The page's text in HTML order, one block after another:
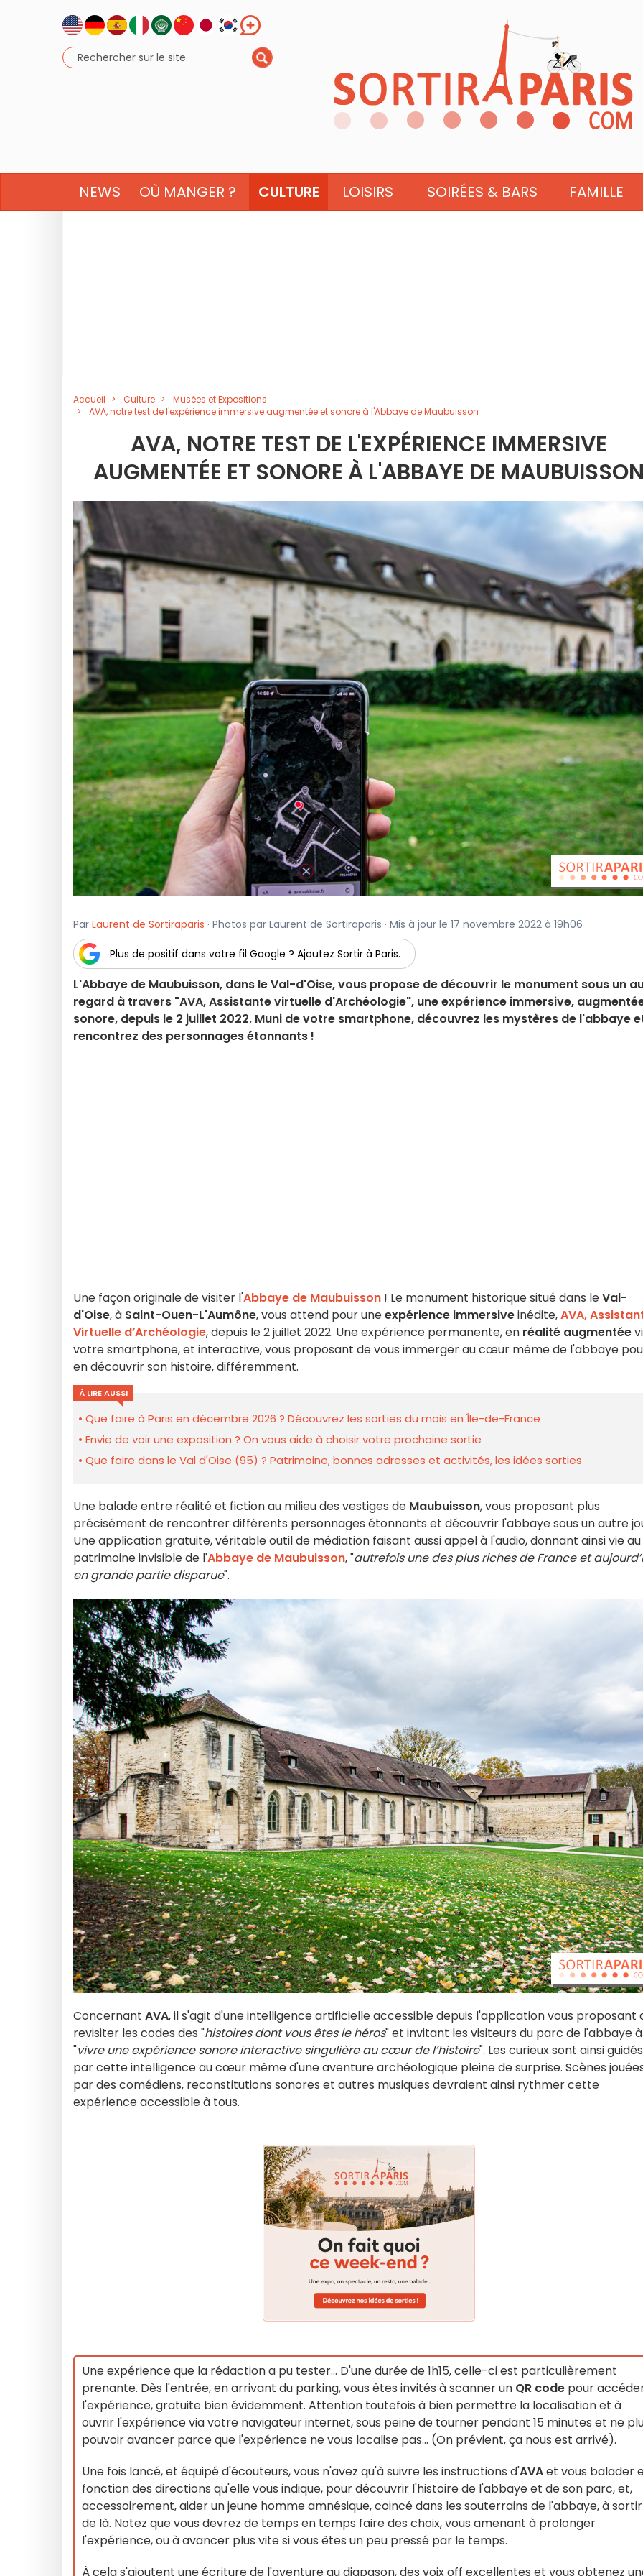
NEWS OÙ MANGER ? CULTURE LOISIRS SOIRÉES & BARS FAMILLE
Accueil Culture
Musées et Expositions
AVA, notre test de l'expérience immersive augmentée et sonore à l'Abbaye de Maubuisson
AVA, NOTRE TEST DE L'EXPÉRIENCE IMMERSIVE
AUGMENTÉE ET SONORE À L'ABBAYE DE
Par Laurent de Sortiraparis · Photos par Laurent de Sortiraparis · Mis à jour le 17 novembre 2022 à 19h06
Plus de positif dans votre fil Google ? Ajoutez Sortir à Paris.
L'Abbaye de Maubuisson, dans le Val-d'Oise, vous propose de découvrir le monument sous un
regard à travers "AVA, Assistante virtuelle d'Archéologie", une expérience immersive,
sonore, depuis le 2 juillet 2022. Muni de votre smartphone, découvrez les mystères de l'abbaye
rencontrez des personnages étonnants !
Une façon originale de visiter l'Abbaye de Maubuisson ! Le monument historique situé dans leVal-
d'Oise, à Saint-Ouen-L'Aumône, vous attend pour uneexpérience immersiveinédite,AVA,
Virtuelle d’Archéologie, depuis le 2 juillet 2022. Une expérience permanente, en réalité augmentée
votre smartphone, et interactive, vous proposant de vous immerger au cœur même de l'abbaye
en découvrir son histoire, différemment.
À LIRE AUSSI
Que faire à Paris en décembre 2026 ? Découvrez les sorties du mois en Île-de-France
Envie de voir une exposition ? On vous aide à choisir votre prochaine sortie
Que faire dans le Val d'Oise (95) ? Patrimoine, bonnes adresses et activités, les idées sorties
Une balade entre réalité et fiction au milieu des vestiges de Maubuisson, vous proposant plus
précisément de rencontrer différents personnages étonnants et découvrir l'abbaye sous un autre
Une application gratuite, véritable outil de médiation faisant aussi appel à l'audio, donnant ainsi vie au
patrimoine invisible de l'Abbaye de Maubuisson, "autrefois une des plus riches de France et
en grande partie disparue".
Concernant AVA, il s'agit d'une intelligence artificielle accessible depuis l'application vous proposant
revisiter les codes des "histoires dont vous êtes le héros" et invitant les visiteurs du parc de l'abbaye à
"vivre une expérience sonore interactive singulière au cœur de l’histoire". Les curieux sont ainsi guidés
par cette intelligence au cœur même d'une aventure archéologique pleine de surprise. Scènes
par des comédiens, reconstitutions sonores et autres musiques devraient ainsi rythmer cette
expérience accessible à tous.
Une expérience que la rédaction a pu tester... D'une durée de 1h15, celle-ci est particulièrement
prenante. Dès l'entrée, en arrivant du parking, vous êtes invités à scanner un QR code pour
l'expérience, gratuite bien évidemment. Attention toutefois à bien permettre la localisation et à
ouvrir l'expérience via votre navigateur internet, sous peine de tourner pendant 15 minutes et ne
pouvoir avancer parce que l'expérience ne vous localise pas... (On prévient, ça nous est arrivé).
Une fois lancé, et équipé d'écouteurs, vous n'avez qu'à suivre les instructions d'AVAet vous balader
fonction des directions qu'elle vous indique, pour découvrir l'histoire de l'abbaye et de son parc, et,
accessoirement, aider un jeune homme amnésique, coincé dans les souterrains de l'abbaye, à sortir
de là. Notez que vous devrez de temps en temps faire des choix, vous amenant à prolonger
l'expérience, ou à avancer plus vite si vous êtes un peu pressé par le temps.
À cela s'ajoutent une écriture de l'aventure au diapason, des voix off excellentes et vous obtenez